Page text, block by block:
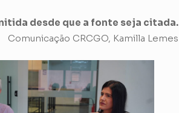
desde que a fonte seja citada.
Comunicação CRCGO, Kamilla Lemes